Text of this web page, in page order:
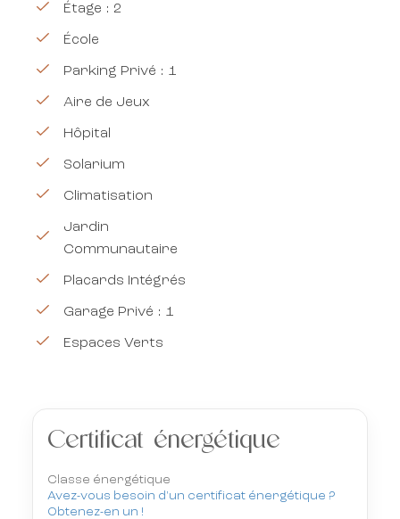
Étage : 2
École
Parking Privé : 1
Aire de Jeux
Hôpital
Solarium
Climatisation
Jardin
Communautaire
Placards Intégrés
Garage Privé : 1
Espaces Verts
Certificat énergétique
Classe énergétique
Avez-vous besoin d'un certificat énergétique ?
Obtenez-en un !